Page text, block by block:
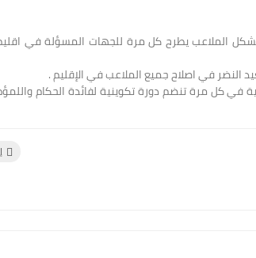
الملاعب يطرح كل مرة للجهات المسؤلة في
النضر في اصلاح جميع الملاعب في الإقليم .
في كل مرة تنضم دورة تكوينية لفائدة الحكام